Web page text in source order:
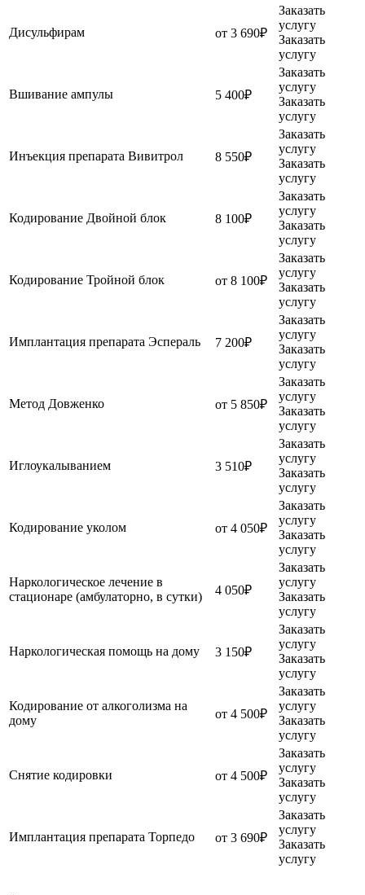
Дисульфирам от 3 690₽
Заказать
услугу
Заказать
услугу
Вшивание ампулы 5 400₽
Заказать
услугу
Заказать
услугу
Инъекция препарата Вивитрол 8 550₽
Заказать
услугу
Заказать
услугу
Кодирование Двойной блок 8 100₽
Заказать
услугу
Заказать
услугу
Кодирование Тройной блок от 8 100₽
Заказать
услугу
Заказать
услугу
Имплантация препарата Эспераль 7 200₽
Заказать
услугу
Заказать
услугу
Метод Довженко от 5 850₽
Заказать
услугу
Заказать
услугу
Иглоукалыванием 3 510₽
Заказать
услугу
Заказать
услугу
Кодирование уколом от 4 050₽
Заказать
услугу
Заказать
услугу
Наркологическое лечение в
стационаре (амбулаторно, в сутки)
4 050₽
Заказать
услугу
Заказать
услугу
Наркологическая помощь на дому 3 150₽
Заказать
услугу
Заказать
услугу
Кодирование от алкоголизма на
дому
от 4 500₽
Заказать
услугу
Заказать
услугу
Снятие кодировки от 4 500₽
Заказать
услугу
Заказать
услугу
Имплантация препарата Торпедо от 3 690₽
Заказать
услугу
Заказать
услугу